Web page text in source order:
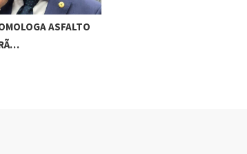
ASFALTO